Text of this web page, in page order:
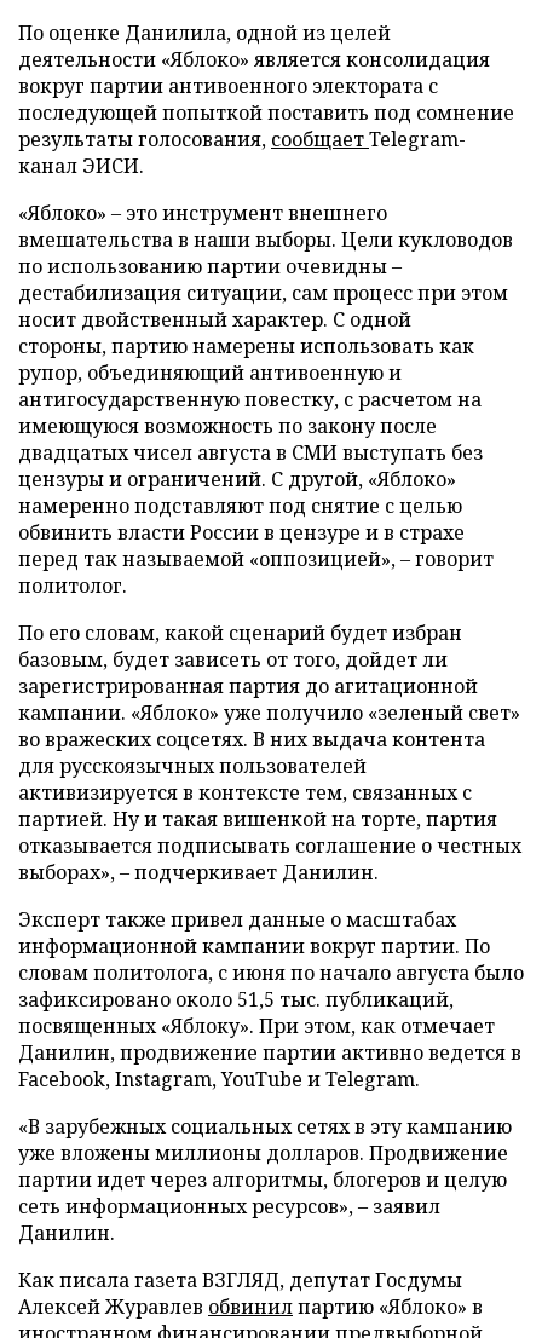
По оценке Данилила, одной из целей
деятельности «Яблоко» является консолидация
вокруг партии антивоенного электората с
последующей попыткой поставить под сомнение
результаты голосования, сообщаетTelegram-
канал ЭИСИ.
«Яблоко» – это инструмент внешнего
вмешательства в наши выборы. Цели кукловодов
по использованию партии очевидны –
дестабилизация ситуации, сам процесс при этом
носит двойственный характер. С одной
стороны, партию намерены использовать как
рупор, объединяющий антивоенную и
антигосударственную повестку, с расчетом на
имеющуюся возможность по закону после
двадцатых чисел августа в СМИ выступать без
цензуры и ограничений. С другой, «Яблоко»
намеренно подставляют под снятие с целью
обвинить власти России в цензуре и в страхе
перед так называемой «оппозицией», – говорит
политолог.
По его словам, какой сценарий будет избран
базовым, будет зависеть от того, дойдет ли
зарегистрированная партия до агитационной
кампании. «Яблоко» уже получило «зеленый свет»
во вражеских соцсетях. В них выдача контента
для русскоязычных пользователей
активизируется в контексте тем, связанных с
партией. Ну и такая вишенкой на торте, партия
отказывается подписывать соглашение о честных
выборах», – подчеркивает Данилин.
Эксперт также привел данные о масштабах
информационной кампании вокруг партии. По
словам политолога, с июня по начало августа было
зафиксировано около 51,5 тыс. публикаций,
посвященных «Яблоку». При этом, как отмечает
Данилин, продвижение партии активно ведется в
Facebook, Instagram, YouTube и Telegram.
«В зарубежных социальных сетях в эту кампанию
уже вложены миллионы долларов. Продвижение
партии идет через алгоритмы, блогеров и целую
сеть информационных ресурсов», – заявил
Данилин.
Как писала газета ВЗГЛЯД, депутат Госдумы
Алексей Журавлев обвинилпартию «Яблоко» в